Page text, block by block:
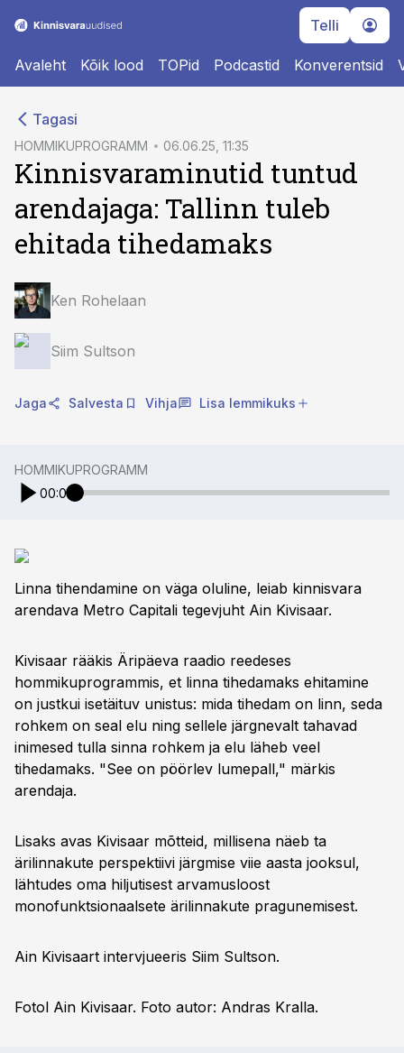
Telli
Avaleht Kõik lood TOPid Podcastid Konverentsid
Tagasi
HOMMIKUPROGRAMM 06.06.25, 11:35
Kinnisvaraminutid tuntud
arendajaga: Tallinn tuleb
ehitada tihedamaks
Ken Rohelaan
Siim Sultson
Jaga Salvesta Vihja Lisa lemmikuks
HOMMIKUPROGRAMM
00:00
Linna tihendamine on väga oluline, leiab kinnisvara
arendava Metro Capitali tegevjuht Ain Kivisaar.
Kivisaar rääkis Äripäeva raadio reedeses
hommikuprogrammis, et linna tihedamaks ehitamine
on justkui isetäituv unistus: mida tihedam on linn, seda
rohkem on seal elu ning sellele järgnevalt tahavad
inimesed tulla sinna rohkem ja elu läheb veel
tihedamaks. "See on pöörlev lumepall," märkis
arendaja.
Lisaks avas Kivisaar mõtteid, millisena näeb ta
ärilinnakute perspektiivi järgmise viie aasta jooksul,
lähtudes oma hiljutisest arvamusloost
monofunktsionaalsete ärilinnakute pragunemisest.
Ain Kivisaart intervjueeris Siim Sultson.
Fotol Ain Kivisaar. Foto autor: Andras Kralla.